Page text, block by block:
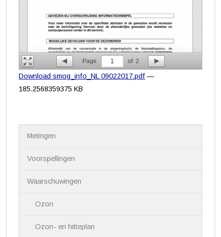
Page 1 of 2
Download smog_info_NL 09022017.pdf —
185.2568359375 KB
Metingen
Voorspellingen
Waarschuwingen
Ozon
Ozon- en hitteplan